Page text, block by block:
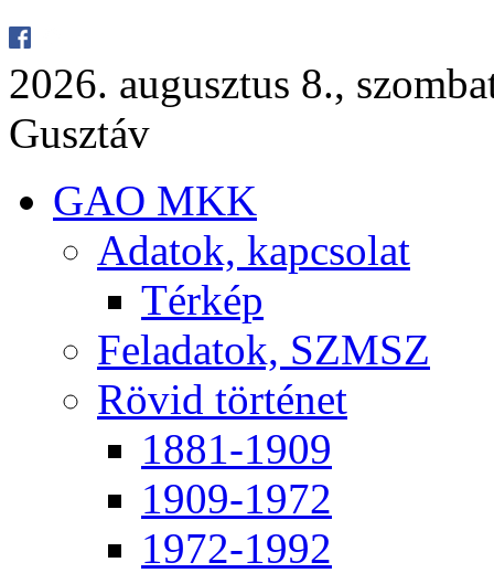
2026. au­gusz­tus 8.,
Gusz­táv
GAO MKK
Ada­tok, kap­cso­lat
Tér­kép
Fel­ada­tok, SZMSZ
Rö­vid tör­té­net
1881-1909
1909-1972
1972-1992